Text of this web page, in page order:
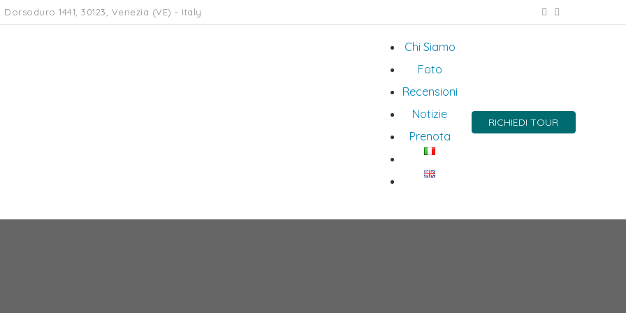
Dorsoduro 1441, 30123, Venezia (VE) - Italy
Chi Siamo
Foto
Recensioni
Notizie
Prenota
RICHIEDI TOUR